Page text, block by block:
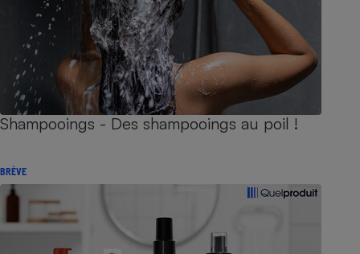
Shampooings - Des shampooings au poil !
BRÈVE